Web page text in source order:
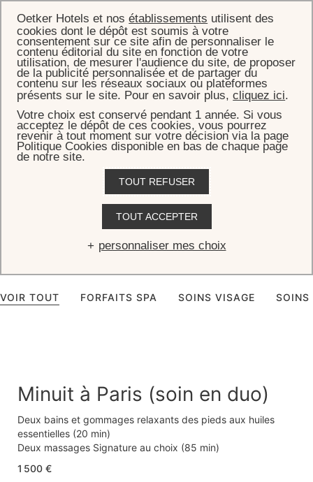
ACCUEIL SPA LE BRISTOL BY LA MER
Spa Le Bristol by La Mer
Au cœur du Bristol Paris, le Spa Le Bristol by La Mer s’ouvre sur le
jardin, baigné de lumière naturelle. Un sanctuaire où l’expertise La
Mer et le Miracle Broth™ révèlent l’équilibre de la peau. Des rituels
sur mesure, enrichis par une sélection de maisons d’exception, pour
une parenthèse confidentielle dédiée à l’art de prendre le temps.
VOIR TOUT FORFAITS SPA SOINS VISAGE SOINS
Minuit à Paris (soin en duo)
Deux bains et gommages relaxants des pieds aux huiles
essentielles (20 min)
Deux massages Signature au choix (85 min)
Privatisation du salon de soin duo avec hammam, bains à
1 500 €
Oetker Hotels et nosétablissements utilisent des
cookies dont le dépôt est soumis à votre
consentement sur ce site afin de personnaliser le
contenu éditorial du site en fonction de votre
utilisation, de mesurer l'audience du site, de proposer
de la publicité personnalisée et de partager du
contenu sur les réseaux sociaux ou plateformes
présents sur le site. Pour en savoir plus,cliquez ici.
Votre choix est conservé pendant 1 année. Si vous
acceptez le dépôt de ces cookies, vous pourrez
revenir à tout moment sur votre décision via la page
Politique Cookies disponible en bas de chaque page
de notre site.
TOUT REFUSER
TOUT ACCEPTER
personnaliser mes choix